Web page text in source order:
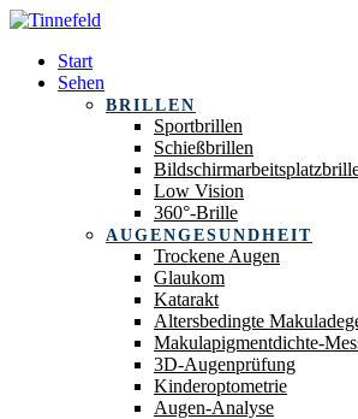
Start
Sehen
BRILLEN
Sportbrillen
Schießbrillen
Low Vision
360°-Brille
AUGENGESUNDHEIT
Trockene Augen
Glaukom
Katarakt
Altersbedingte
Makulapigmentdichte-
3D-Augenprüfung
Kinderoptometrie
Augen-Analyse